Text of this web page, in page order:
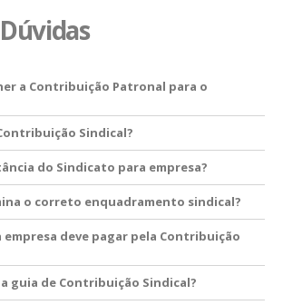
a Contribuição Patronal para o
Sindical?
do Sindicato para empresa?
o correto enquadramento sindical?
empresa deve pagar pela Contribuição
guia de Contribuição Sindical?